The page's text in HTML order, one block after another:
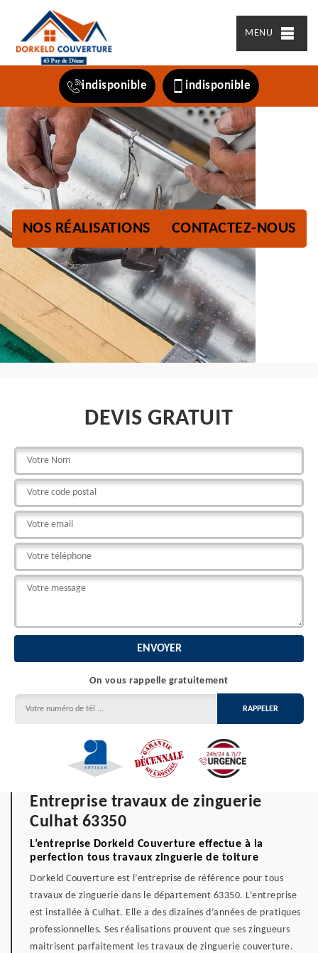
MENU
indisponible indisponible
NOS RÉALISATIONS CONTACTEZ-NOUS
DEVIS GRATUIT
On vous rappelle gratuitement
Entreprise travaux de zinguerie
Culhat 63350
L’entreprise Dorkeld Couverture effectue à la
perfection tous travaux zinguerie de toiture
Dorkeld Couverture est l’entreprise de référence pour tous
travaux de zinguerie dans le département 63350. L’entreprise
est installée à Culhat. Elle a des dizaines d’années de pratiques
professionnelles. Ses réalisations prouvent que ses zingueurs
maitrisent parfaitement les travaux de zinguerie couverture.